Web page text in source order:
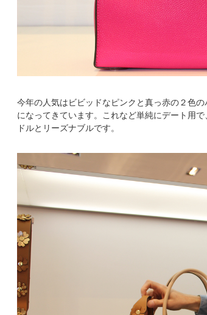
今年の人気はビビッドなピンクと真っ赤の２色
になってきています。これなど単純にデート用
ドルとリーズナブルです。